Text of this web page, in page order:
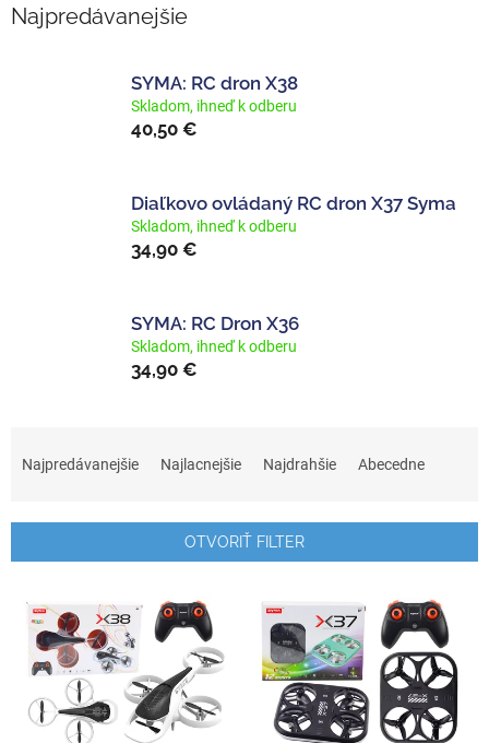
Najpredávanejšie
SYMA: RC dron X38
Skladom, ihneď k odberu
40,50 €
Diaľkovo ovládaný RC dron X37 Syma
Skladom, ihneď k odberu
34,90 €
SYMA: RC Dron X36
Skladom, ihneď k odberu
34,90 €
i
Najpredávanejšie Najlacnejšie Najdrahšie Abecedne
OTVORIŤ FILTER